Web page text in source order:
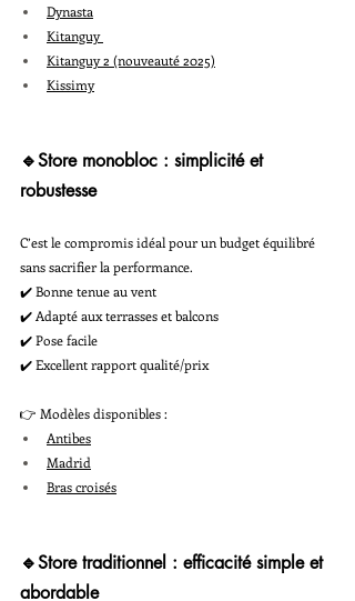
Dynasta
Kitanguy
Kitanguy 2 (nouveauté 2025)
Kissimy
🔹Store monobloc : simplicité et
robustesse
C’est le compromis idéal pour un budget équilibré
sans sacrifier la performance.
✔️ Bonne tenue au vent
✔️ Adapté aux terrasses et balcons
✔️ Pose facile
✔️ Excellent rapport qualité/prix
👉 Modèles disponibles :
Antibes
Madrid
Bras croisés
🔹Store traditionnel : efficacité simple et
abordable